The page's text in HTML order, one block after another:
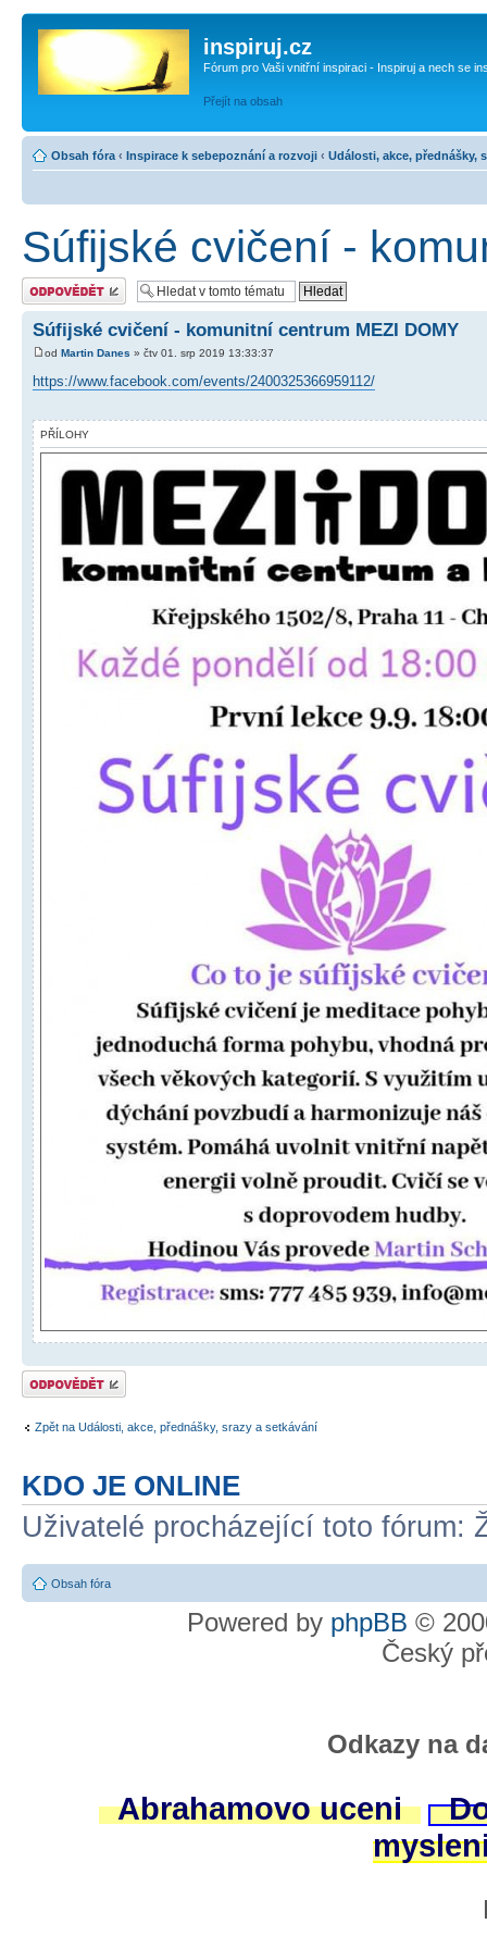
inspiruj.cz
Fórum pro Vaši vnitřní inspiraci - Inspiruj a nech se
Přejít na obsah
Obsah fóra ‹ Inspirace k sebepoznání a rozvoji ‹ Události, akce, přednášky,
Súfijské cvičení -
Odeslat odpověď
Súfijské cvičení - komunitní centrum MEZI DOMY
od Martin Danes » čtv 01. srp 2019 13:33:37
https://www.facebook.com/events/2400325366959112/
PŘÍLOHY
Odeslat odpověď
Zpět na Události, akce, přednášky, srazy a setkávání
KDO JE ONLINE
Uživatelé procházející toto fórum:
Obsah fóra
Powered by phpBB ©
Český
Odkazy na
Abrahamovo uceni